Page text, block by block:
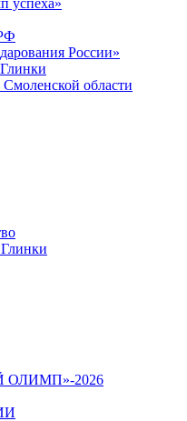
России»
области
ОЛИМП»-2026